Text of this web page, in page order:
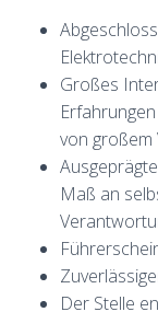
Großes
von großem
Maß an
Der Stelle